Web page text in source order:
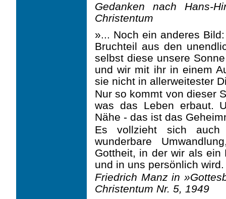
Gedanken nach Hans-
Christentum
»... Noch ein anderes
Bruchteil aus den
selbst diese unsere
und wir mit ihr in einem
sie nicht in allerweitester
Nur so kommt von dieser
was das Leben erbaut.
Nähe - das ist das
Es vollzieht sich auch
wunderbare
Gottheit, in der wir als
und in uns per­sönlich
Friedrich Manz in
Christentum Nr. 5, 1949